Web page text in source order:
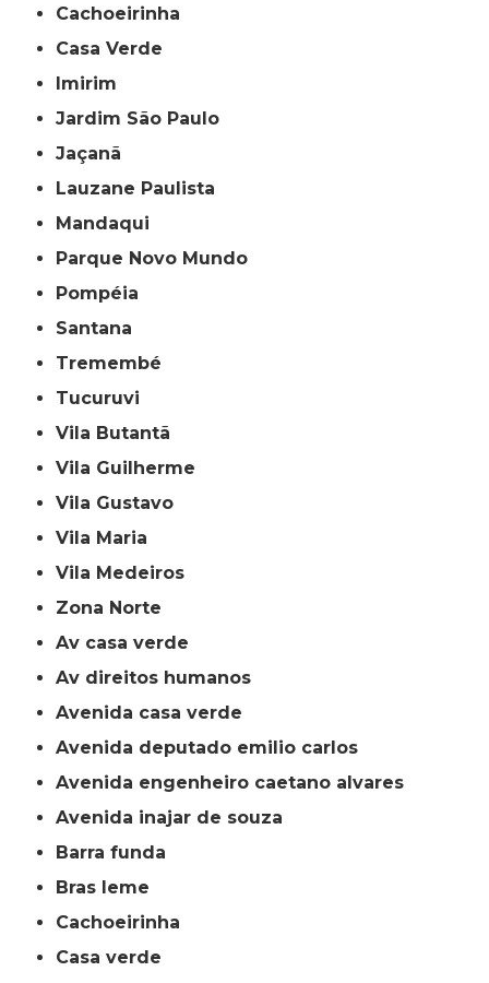
Cachoeirinha
Casa Verde
Imirim
Jardim São Paulo
Jaçanã
Lauzane Paulista
Mandaqui
Parque Novo Mundo
Pompéia
Santana
Tremembé
Tucuruvi
Vila Butantã
Vila Guilherme
Vila Gustavo
Vila Maria
Vila Medeiros
Zona Norte
av casa verde
av direitos humanos
avenida casa verde
avenida deputado emilio carlos
avenida engenheiro caetano alvares
avenida inajar de souza
barra funda
bras leme
cachoeirinha
casa verde